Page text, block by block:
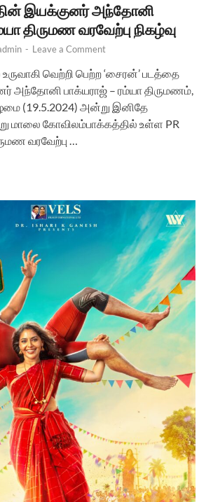
இயக்குனர் அந்தோனி
திருமண வரவேற்பு நிகழ்வு
- Leave a Comment
உருவாகி வெற்றி பெற்ற ‘சைரன்’ படத்தை
அந்தோனி பாக்யராஜ் – ரம்யா திருமணம்,
(19.5.2024) அன்று இனிதே
மாலை கோவிலம்பாக்கத்தில் உள்ள PR
வரவேற்பு …